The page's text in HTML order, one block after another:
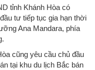
tỉnh Khánh Hòa có
tư tiếp tục gia hạn thời
Ana Mandara, phía
cũng yêu cầu chủ đầu
tại khu du lịch Bắc bán